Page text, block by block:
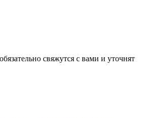
свяжутся с вами и уточнят